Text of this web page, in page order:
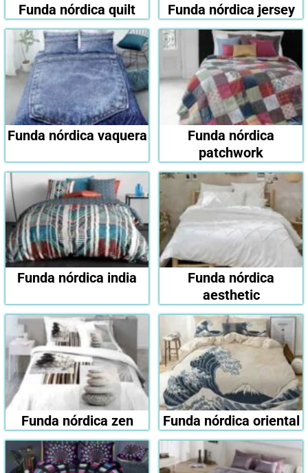
Funda nórdica quilt Funda nórdica jersey
Funda nórdica vaquera
Funda nórdica
patchwork
Funda nórdica india
Funda nórdica
aesthetic
Funda nórdica zen Funda nórdica oriental